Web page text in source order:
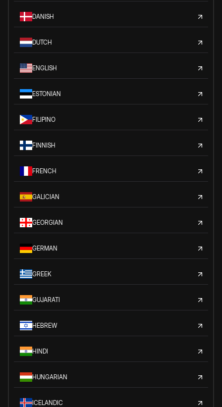
DANISH
DUTCH
ENGLISH
ESTONIAN
FILIPINO
FINNISH
FRENCH
GALICIAN
GEORGIAN
GERMAN
GREEK
GUJARATI
HEBREW
HINDI
HUNGARIAN
ICELANDIC